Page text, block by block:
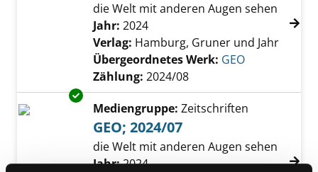
die Welt mit anderen Augen sehen
Suche nach diesem Verfasser
Jahr: 2024
Verlag: Hamburg, Gruner und Jahr
Übergeordnetes Werk: GEO
Zählung: 2024/08
Exemplar-Details von GEO; 2024/07 anzeigen
Mediengruppe: Zeitschriften
GEO; 2024/07
die Welt mit anderen Augen sehen
Suche nach diesem Verfasser
Jahr:2024